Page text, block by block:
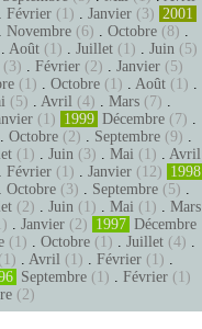
. Février (1) . Janvier (3) 2001
. Novembre (6) . Octobre (8) .
. Août (1) . Juillet (1) . Juin (5)
(3) . Février (2) . Janvier (5)
(1) . Octobre (1) . Août (1) .
(5) . Avril (4) . Mars (7) .
(1) 1999 Décembre (7) .
. Octobre (2) . Septembre (9) .
(1) . Juin (3) . Mai (1) . Avril
. Février (1) . Janvier (12) 1998
. Octobre (3) . Septembre (5) .
(2) . Juin (1) . Mai (1) . Mars
. Janvier (2) 1997 Décembre
(1) . Octobre (1) . Juillet (4) .
(1) . Avril (1) . Février (1) .
Septembre (1) . Février (1)
(2)